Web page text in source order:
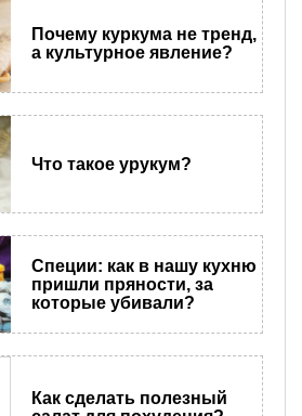
Почему куркума не тренд,
а культурное явление?
Что такое урукум?
Специи: как в нашу кухню
пришли пряности, за
которые убивали?
Как сделать полезный